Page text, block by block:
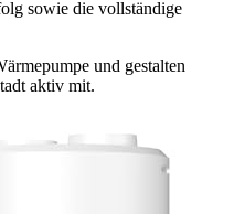
sowie die vollständige
und gestalten
aktiv mit.